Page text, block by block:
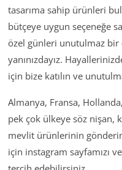
tasarıma sahip ürünleri
bütçeye uygun seçeneğe
özel günleri unutulmaz
yanınızdayız.
için bize katılın ve
Almanya, Fransa,
pek çok ülkeye söz nişan,
mevlit ürünlerinin
için instagram sayfamızı